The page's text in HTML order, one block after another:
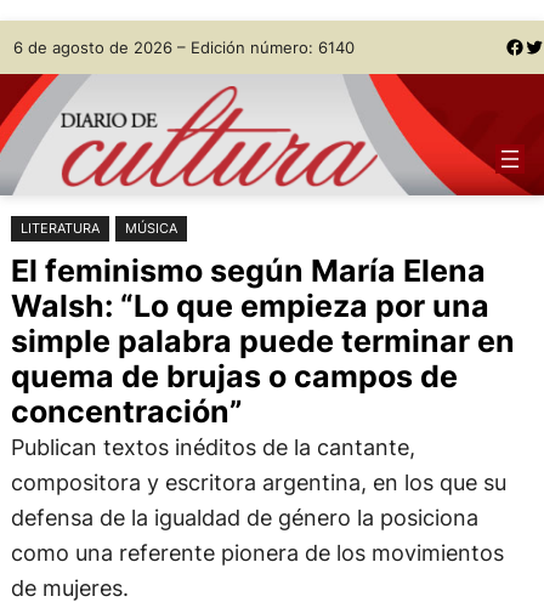
Saltar
al
contenido
Skip
to
content
6 de agosto de 2026 – Edición número: 6140 Facebook Twitter
LITERATURA MÚSICA
El feminismo según María Elena
Walsh: “Lo que empieza por una
simple palabra puede terminar en
quema de brujas o campos de
concentración”
Publican textos inéditos de la cantante,
compositora y escritora argentina, en los que su
defensa de la igualdad de género la posiciona
como una referente pionera de los movimientos
de mujeres.